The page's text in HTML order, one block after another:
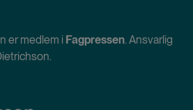
er medlem i Fagpressen. Ansvarlig